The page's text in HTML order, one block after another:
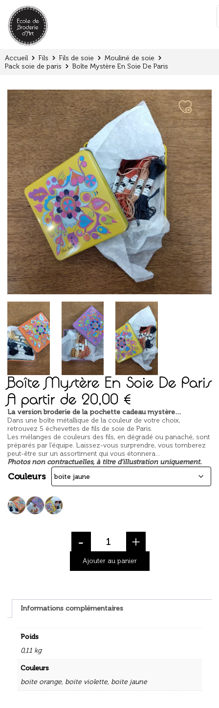
:
Accueil Fils Fils de soie
Mouliné de soie
Pack soie de paris
Boîte Mystère En Soie De Paris
Boîte Mystère En Soie De Paris
A partir de 20,00 €
La version broderie de la pochette cadeau mystère…
Dans une boîte métallique de la couleur de votre choix,
retrouvez 5 échevettes de fils de soie de Paris.
Les mélanges de couleurs des fils, en dégradé ou panaché, sont
préparés par l’équipe. Laissez-vous surprendre, vous tomberez
peut-être sur un assortiment qui vous étonnera…
Photos non contractuelles, à titre d’illustration uniquement.
Couleurs
- +
Ajouter au panier
Informations complémentaires
Poids
0,11 kg
Couleurs
boite orange, boite violette, boite jaune
Panneau de gestion des cookies